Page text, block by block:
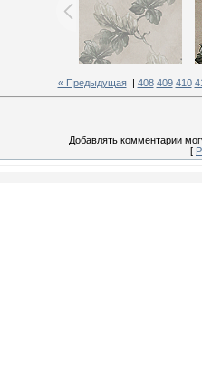
« Предыдущая| 408 409 410
Добавлять комментарии
[